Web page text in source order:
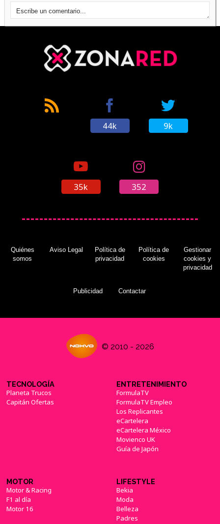
44k 9k
35k 352
Quiénes
somos
Aviso Legal
Política de
privacidad
Política de
cookies
Gestionar
cookies y
privacidad
Publicidad Contactar
© 2010 - 2026
TECNOLOGÍA
Planeta Trucos
Capitán Ofertas
ENTRETENIMIENTO
FormulaTV
FormulaTV Empleo
Los Replicantes
eCartelera
eCartelera México
Movienco UK
Guía de Japón
MOTOR
Motor & Racing
F1 al día
Motor 16
LIFESTYLE
Bekia
Moda
Belleza
Padres